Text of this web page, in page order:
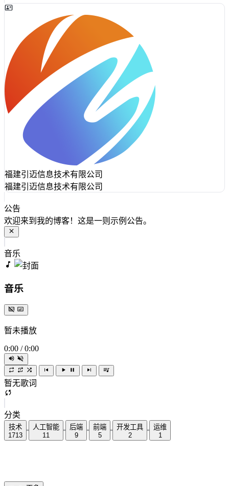
福建引迈信息技术有限公司
福建引迈信息技术有限公司
公告
欢迎来到我的博客！这是一则示例公告。
音乐
音乐
暂未播放
0:00 / 0:00
暂无歌词
分类
技术
1713
人工智能
11
后端
9
前端
5
开发工具
2
运维
1